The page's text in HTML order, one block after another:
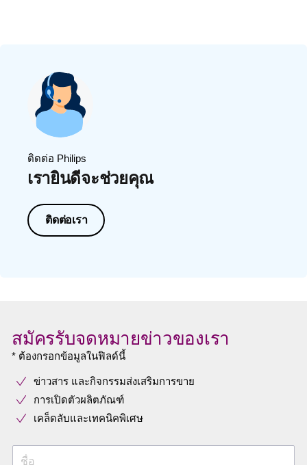
ติดต่อ Philips
เรายินดีจะช่วยคุณ
ติดต่อเรา
สมัครรับจดหมายข่าวของเรา
* ต้องกรอกข้อมูลในฟิลด์นี้
ข่าวสาร และกิจกรรมส่งเสริมการขาย
การเปิดตัวผลิตภัณฑ์
เคล็ดลับและเทคนิคพิเศษ
ชื่อ